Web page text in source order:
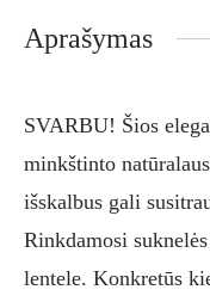
Aprašymas
SVARBU! Šios
minkštinto
išskalbus gali
Rinkdamosi
lentele. Konkretūs